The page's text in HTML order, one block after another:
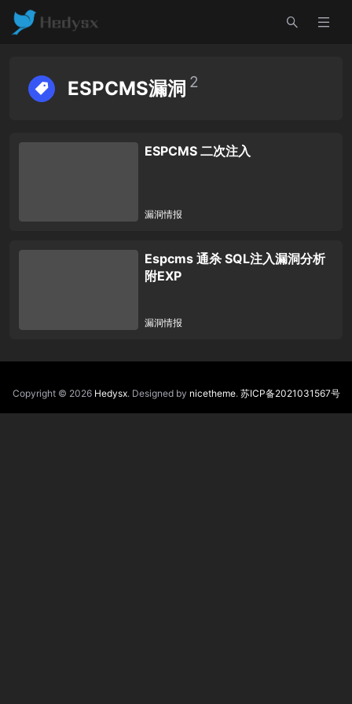
ESPCMS漏洞 2
ESPCMS 二次注入
漏洞情报
Espcms 通杀 SQL注入漏洞分析
附EXP
漏洞情报
Copyright © 2026 Hedysx. Designed by nicetheme. 苏ICP备2021031567号